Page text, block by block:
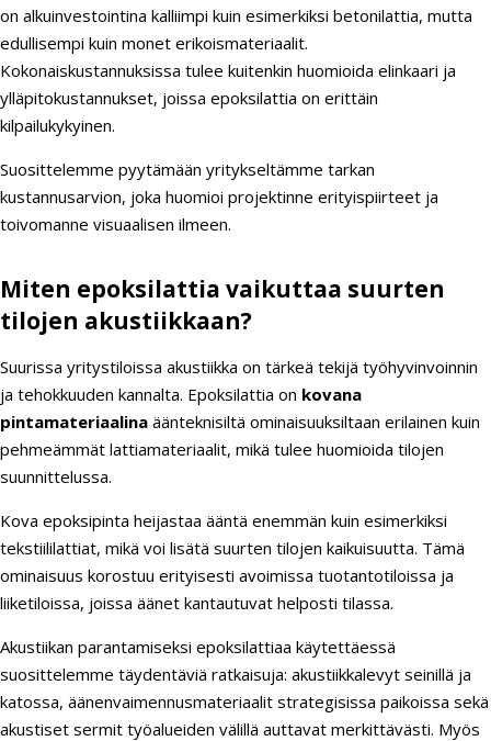
on alkuinvestointina kalliimpi kuin esimerkiksi betonilattia, mutta
edullisempi kuin monet erikoismateriaalit.
Kokonaiskustannuksissa tulee kuitenkin huomioida elinkaari ja
ylläpitokustannukset, joissa epoksilattia on erittäin
kilpailukykyinen.
Suosittelemme pyytämään yritykseltämme tarkan
kustannusarvion, joka huomioi projektinne erityispiirteet ja
toivomanne visuaalisen ilmeen.
Miten epoksilattia vaikuttaa suurten
tilojen akustiikkaan?
Suurissa yritystiloissa akustiikka on tärkeä tekijä työhyvinvoinnin
ja tehokkuuden kannalta. Epoksilattia on kovana
pintamateriaalina äänteknisiltä ominaisuuksiltaan erilainen kuin
pehmeämmät lattiamateriaalit, mikä tulee huomioida tilojen
suunnittelussa.
Kova epoksipinta heijastaa ääntä enemmän kuin esimerkiksi
tekstiililattiat, mikä voi lisätä suurten tilojen kaikuisuutta. Tämä
ominaisuus korostuu erityisesti avoimissa tuotantotiloissa ja
liiketiloissa, joissa äänet kantautuvat helposti tilassa.
Akustiikan parantamiseksi epoksilattiaa käytettäessä
suosittelemme täydentäviä ratkaisuja: akustiikkalevyt seinillä ja
katossa, äänenvaimennusmateriaalit strategisissa paikoissa sekä
akustiset sermit työalueiden välillä auttavat merkittävästi. Myös